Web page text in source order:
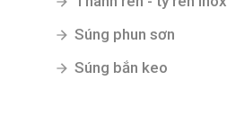
Súng phun sơn
Súng bắn keo